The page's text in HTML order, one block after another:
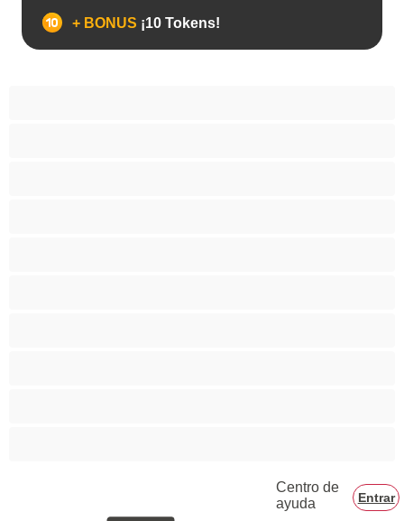
+ BONUS ¡10 Tokens!
Centro de
ayuda
Entrar